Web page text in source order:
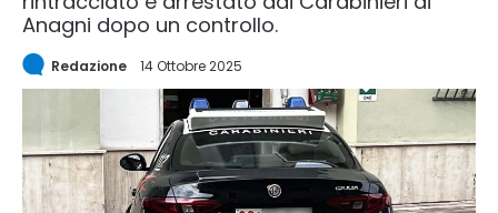
Anagni dopo un controllo.
Redazione 14 Ottobre 2025